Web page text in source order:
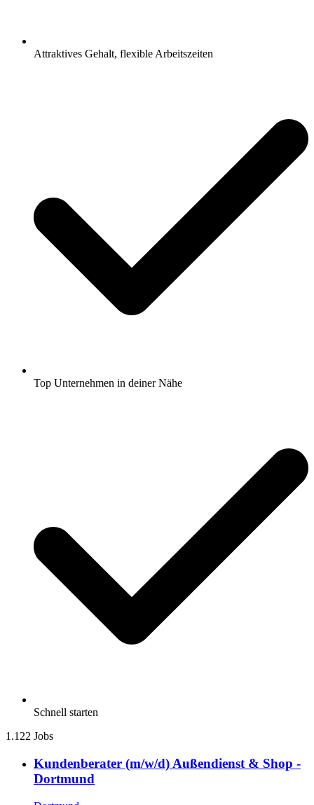
Attraktives Gehalt, flexible Arbeitszeiten
Top Unternehmen in deiner Nähe
Schnell starten
1.122 Jobs
Kundenberater (m/w/d) Außendienst & Shop -
Dortmund